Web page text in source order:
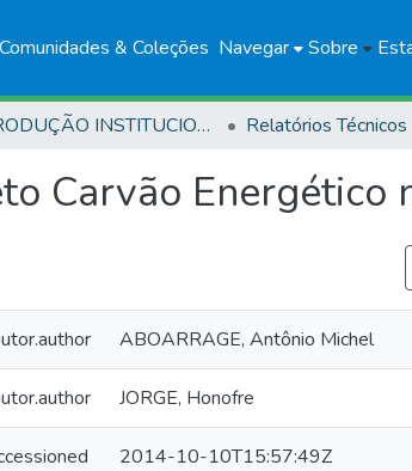
Comunidades & Coleções Navegar Sobre
PRODUÇÃO INSTITUCIONAL Relatórios Técnicos
Carvão Energético
ABOARRAGE, Antônio Michel
JORGE, Honofre
2014-10-10T15:57:49Z